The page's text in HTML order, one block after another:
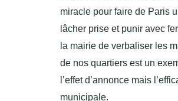
miracle pour faire de Paris
lâcher prise et punir avec
la mairie de verbaliser les
de nos quartiers est un
l’effet d’annonce mais
municipale.